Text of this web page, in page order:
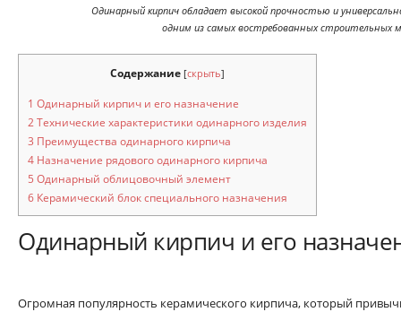
Одинарный кирпич обладает высокой прочностью и
одним из самых востребованных строительных
Содержание [скрыть]
1 Одинарный кирпич и его назначение
2Технические характеристики одинарного изделия
3 Преимущества одинарного кирпича
4 Назначение рядового одинарного кирпича
5 Одинарный облицовочный элемент
6 Керамический блок специального назначения
Одинарный кирпич и его
Огромная популярность керамического кирпича, который